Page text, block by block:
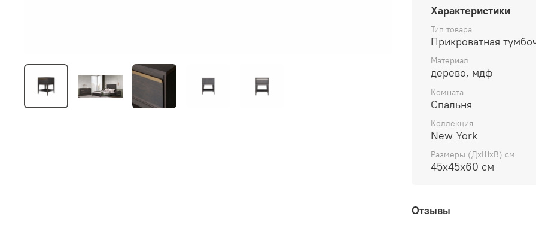
Петли на фасадах и
Характеристики
Тип товара
Прикроватная
Материал
дерево, мдф
Комната
Спальня
Коллекция
New York
Размеры (ДхШхВ) см
45х45х60 см
Отзывы